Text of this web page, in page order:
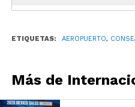
ETIQUETAS: AEROPUERTO,
Más de